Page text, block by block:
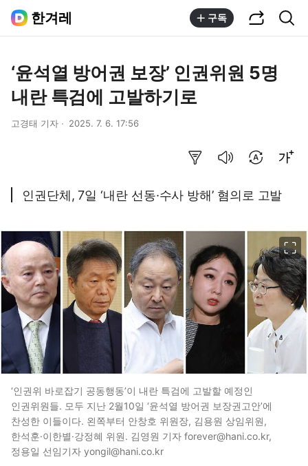
한겨레 구독
‘윤석열 방어권 보장’ 인권위원 5명
내란 특검에 고발하기로
고경태 기자 2025. 7. 6. 17:56
인권단체, 7일 ‘내란 선동·수사 방해’ 혐의로 고발
‘인권위 바로잡기 공동행동’이 내란 특검에 고발할 예정인
인권위원들. 모두 지난 2월10일 ‘윤석열 방어권 보장권고안’에
찬성한 이들이다. 왼쪽부터 안창호 위원장, 김용원 상임위원,
한석훈·이한별·강정혜 위원. 김영원 기자 forever@hani.co.kr,
정용일 선임기자 yongil@hani.co.kr